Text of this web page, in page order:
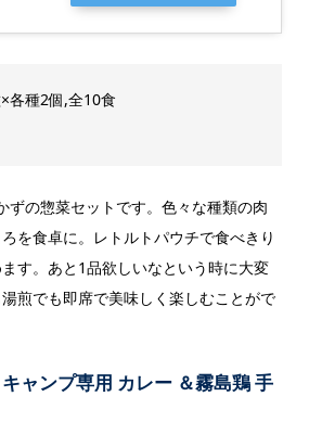
各種2個,全10食
ずの惣菜セットです。色々な種類の肉
を食卓に。レトルトパウチで食べきり
す。あと1品欲しいなという時に大変
煎でも即席で美味しく楽しむことがで
ャンプ専用 カレー ＆霧島鶏 手